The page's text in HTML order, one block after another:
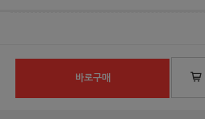
바로구매